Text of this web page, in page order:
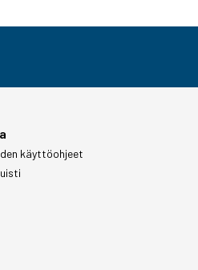
käyttöohjeet